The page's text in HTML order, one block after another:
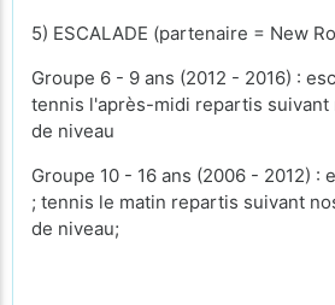
5) ESCALADE (partenaire = New
Groupe 6 - 9 ans (2012 - 2016) :
tennis l'après-midi repartis
de niveau
Groupe 10 - 16 ans (2006 - 2012) :
; tennis le matin repartis suivant
de niveau;